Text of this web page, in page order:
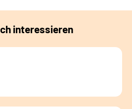
interessieren